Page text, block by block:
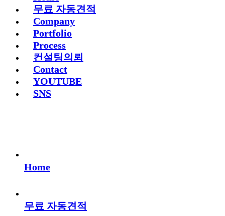
무료 자동견적
Company
Portfolio
Process
컨설팅의뢰
Contact
YOUTUBE
SNS
Home
무료 자동견적